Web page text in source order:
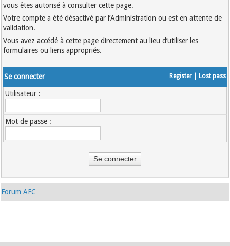
vous êtes autorisé à consulter cette page.
Votre compte a été désactivé par l’Administration ou est en attente de
validation.
Vous avez accédé à cette page directement au lieu d’utiliser les
formulaires ou liens appropriés.
Se connecter Register| Lost pass
Utilisateur :
Mot de passe :
Forum AFC